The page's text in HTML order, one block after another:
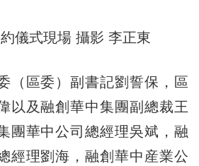
儀式現場 攝影 李正東
區委）副書記劉誓保，區
以及融創華中集團副總裁王
團華中公司總經理吳斌，融
經理劉海，融創華中産業公